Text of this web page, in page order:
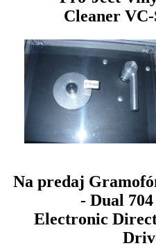
Cleaner VC-
Na predaj
- Dual
Electronic